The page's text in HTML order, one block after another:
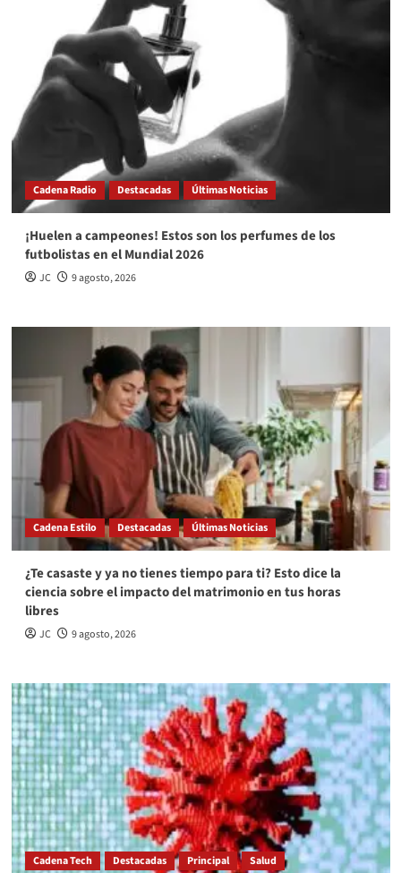
Cadena Radio Destacadas Últimas Noticias
¡Huelen a campeones! Estos son los perfumes de los
futbolistas en el Mundial 2026
JC 9 agosto, 2026
Cadena Estilo Destacadas Últimas Noticias
¿Te casaste y ya no tienes tiempo para ti? Esto dice la
ciencia sobre el impacto del matrimonio en tus horas
libres
JC 9 agosto, 2026
Cadena Tech Destacadas Principal Salud